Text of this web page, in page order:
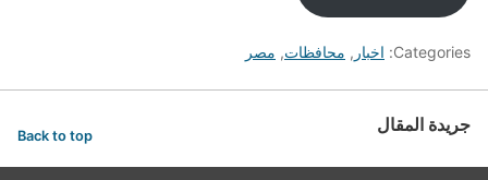
Categories: اخبار , محافظات, مصر
جريدة المقال Back to top